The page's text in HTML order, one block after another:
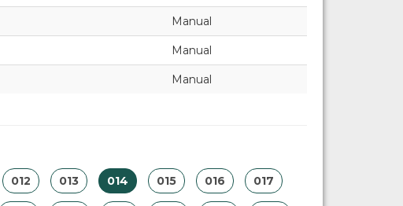
Manual
Manual
Manual
012 013 014 015 016 017